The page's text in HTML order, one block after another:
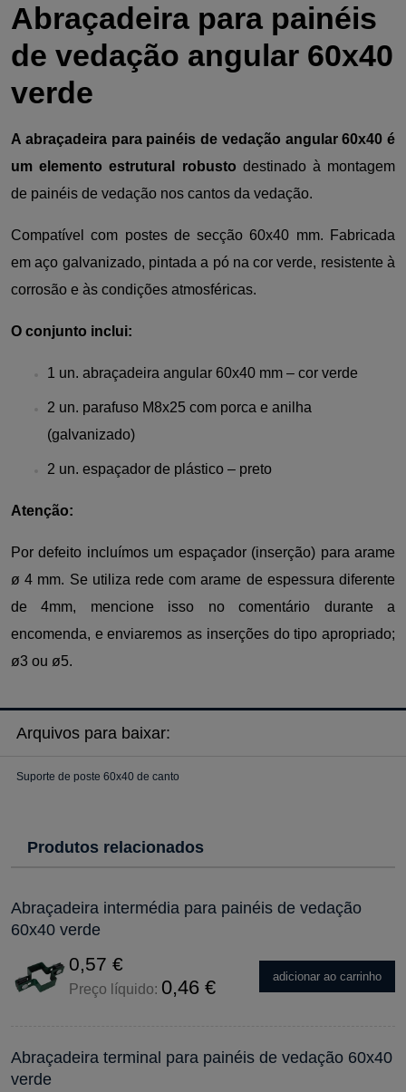
Abraçadeira para painéis
de vedação angular 60x40
verde
A abraçadeira para painéis de vedação angular 60x40 é
um elemento estrutural robusto destinado à montagem
de painéis de vedação nos cantos da vedação.
Compatível com postes de secção 60x40 mm. Fabricada
em aço galvanizado, pintada a pó na cor verde, resistente à
corrosão e às condições atmosféricas.
O conjunto inclui:
1 un. abraçadeira angular 60x40 mm – cor verde
2 un. parafuso M8x25 com porca e anilha
(galvanizado)
2 un. espaçador de plástico – preto
Atenção:
Por defeito incluímos um espaçador (inserção) para arame
ø 4 mm. Se utiliza rede com arame de espessura diferente
de 4mm, mencione isso no comentário durante a
encomenda, e enviaremos as inserções do tipo apropriado;
ø3 ou ø5.
Arquivos para baixar:
Suporte de poste 60x40 de canto
Produtos relacionados
Abraçadeira intermédia para painéis de vedação
60x40 verde
0,57 €
Preço líquido: 0,46 € adicionar ao carrinho
Abraçadeira terminal para painéis de vedação 60x40
verde